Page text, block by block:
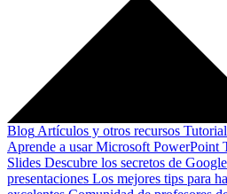
Blog Artículos y otros recursos
Aprende a usar Microsoft PowerPoint
Slides Descubre los secretos de
presentaciones Los mejores tips para